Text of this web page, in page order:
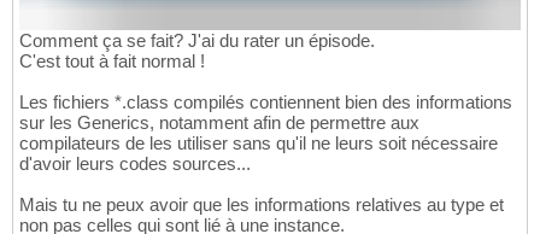
Comment ça se fait? J'ai du rater un épisode.
C'est tout à fait normal !
Les fichiers *.class compilés contiennent bien des informations
sur les Generics, notamment afin de permettre aux
compilateurs de les utiliser sans qu'il ne leurs soit nécessaire
d'avoir leurs codes sources...
Mais tu ne peux avoir que les informations relatives au type et
non pas celles qui sont lié à une instance.